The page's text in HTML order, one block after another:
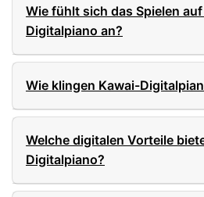
Wie fühlt sich das Spielen
Digitalpiano an?
Wie klingen Kawai-
Welche digitalen Vorteile
Digitalpiano?